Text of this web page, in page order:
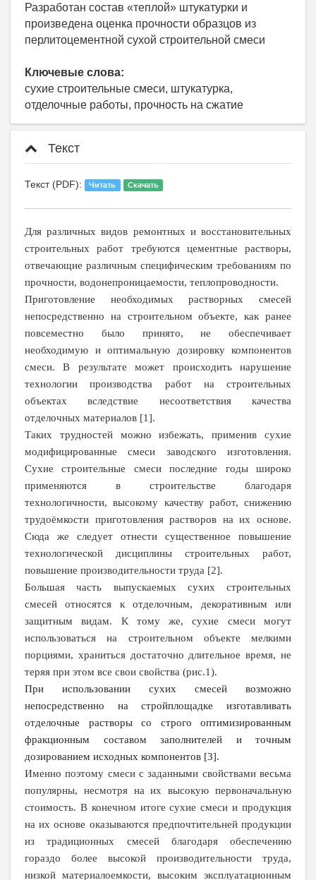
Разработан состав «теплой» штукатурки и
произведена оценка прочности образцов из
перлитоцементной сухой строительной смеси
Ключевые слова:
сухие строительные смеси, штукатурка,
отделочные работы, прочность на сжатие
Текст
Текст (PDF): Читать Скачать
Для различных видов ремонтных и восстановительных
строительных работ требуются цементные растворы,
отвечающие различным специфическим требованиям по
прочности, водонепроницаемости, теплопроводности.
Приготовление необходимых растворных смесей
непосредственно на строительном объекте, как ранее
повсеместно было принято, не обеспечивает
необходимую и оптимальную дозировку компонентов
смеси. В результате может происходить нарушение
технологии производства работ на строительных
объектах вследствие несоответствия качества
отделочных материалов [1].
Таких трудностей можно избежать, применив сухие
модифицированные смеси заводского изготовления.
Сухие строительные смеси последние годы широко
применяются в строительстве благодаря
технологичности, высокому качеству работ, снижению
трудоёмкости приготовления растворов на их основе.
Сюда же следует отнести существенное повышение
технологической дисциплины строительных работ,
повышение производительности труда [2].
Большая часть выпускаемых сухих строительных
смесей относятся к отделочным, декоративным или
защитным видам. К тому же, сухие смеси могут
использоваться на строительном объекте мелкими
порциями, храниться достаточно длительное время, не
теряя при этом все свои свойства (рис.1).
При использовании сухих смесей возможно
непосредственно на стройплощадке изготавливать
отделочные растворы со строго оптимизированным
фракционным составом заполнителей и точным
дозированием исходных компонентов [3].
Именно поэтому смеси с заданными свойствами весьма
популярны, несмотря на их высокую первоначальную
стоимость. В конечном итоге сухие смеси и продукция
на их основе оказываются предпочтительней продукции
из традиционных смесей благодаря обеспечению
гораздо более высокой производительности труда,
низкой материалоемкости, высоким эксплуатационным